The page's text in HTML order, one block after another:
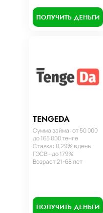
ПОЛУЧИТЬ ДЕНЬГИ
TENGEDA
Сумма займа: от 50 000
до 165 000 тенге
Ставка: 0,29% в день
ГЭСВ - до 179%
Возраст 21-68 лет
ПОЛУЧИТЬ ДЕНЬГИ